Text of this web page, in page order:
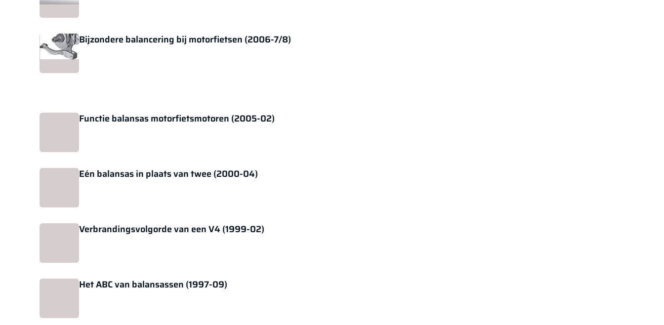
Bijzondere balancering bij motorfietsen (2006-7/8)
Functie balansas motorfietsmotoren (2005-02)
Eén balansas in plaats van twee (2000-04)
Verbrandingsvolgorde van een V4 (1999-02)
Het ABC van balansassen (1997-09)